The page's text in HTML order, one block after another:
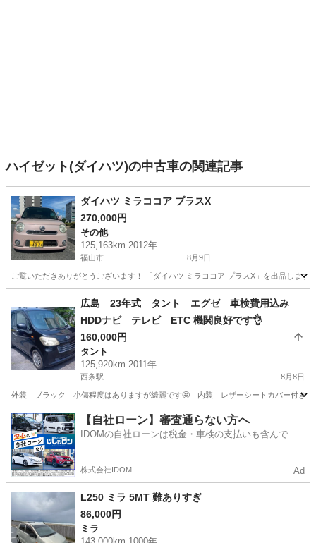
ハイゼット(ダイハツ)の中古車の関連記事
ダイハツ ミラココア プラスX
270,000円
その他
125,163km 2012年
福山市 8月9日
ご覧いただきありがとうございます！ 「ダイハツ ミラココア プラスX」を出品しま
その他
広島 23年式 タント エグゼ 車検費用込み
HDDナビ テレビ ETC 機関良好です👌
160,000円
タント
125,920km 2011年
西条駅 8月8日
外装 ブラック 小傷程度はありますが綺麗です🤩 内装 レザーシートカバー付き
広島 東広島市 西条駅 タント
【自社ローン】審査通らない方へ
IDOMの自社ローンは税金・車検の支払いも含んでい
株式会社IDOM Ad
L250 ミラ 5MT 難ありすぎ
86,000円
ミラ